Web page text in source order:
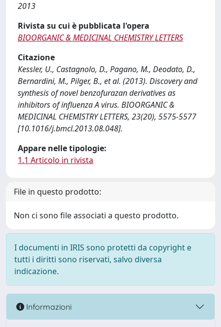
2013
Rivista su cui è pubblicata l'opera
BIOORGANIC & MEDICINAL CHEMISTRY LETTERS
Citazione
Kessler, U., Castagnolo, D., Pagano, M., Deodato, D.,
Bernardini, M., Pilger, B., et al. (2013). Discovery and
synthesis of novel benzofurazan derivatives as
inhibitors of influenza A virus. BIOORGANIC &
MEDICINAL CHEMISTRY LETTERS, 23(20), 5575-5577
[10.1016/j.bmcl.2013.08.048].
Appare nelle tipologie:
1.1 Articolo in rivista
File in questo prodotto:
Non ci sono file associati a questo prodotto.
I documenti in IRIS sono protetti da copyright e
tutti i diritti sono riservati, salvo diversa
indicazione.
Informazioni